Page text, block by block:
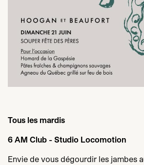
Tous les mardis
6 AM Club - Studio Locomotion
Envie de vous dégourdir les jambes